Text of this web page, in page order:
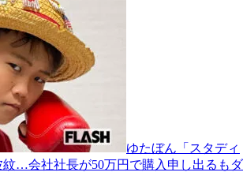
ゆたぼん「スタディ
…会社社長が50万円で購入申し出るもダ